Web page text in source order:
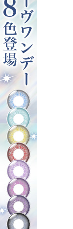
とスマホス
プ 黒
(税込)